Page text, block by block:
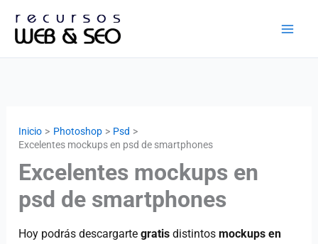
Inicio Photoshop
Psd
Excelentes mockups en psd de smartphones
Excelentes mockups en
psd de smartphones
Hoy podrás descargartegratis distintosmockups en